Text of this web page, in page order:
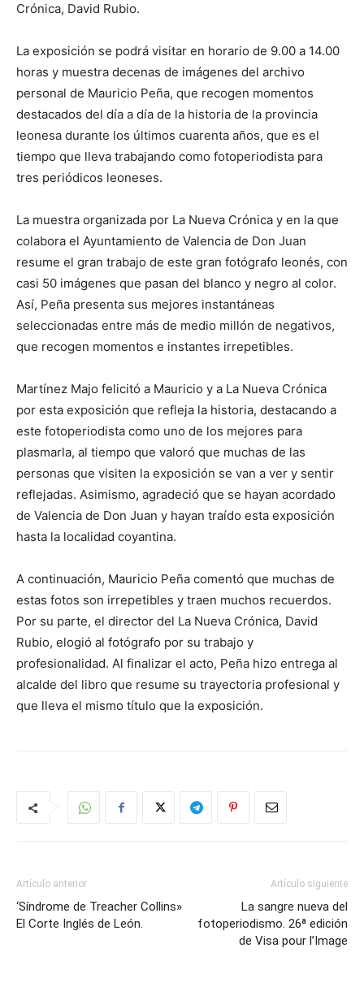
Crónica, David Rubio.
La exposición se podrá visitar en horario de 9.00 a 14.00
horas y muestra decenas de imágenes del archivo
personal de Mauricio Peña, que recogen momentos
destacados del día a día de la historia de la provincia
leonesa durante los últimos cuarenta años, que es el
tiempo que lleva trabajando como fotoperiodista para
tres periódicos leoneses.
La muestra organizada por La Nueva Crónica y en la que
colabora el Ayuntamiento de Valencia de Don Juan
resume el gran trabajo de este gran fotógrafo leonés, con
casi 50 imágenes que pasan del blanco y negro al color.
Así, Peña presenta sus mejores instantáneas
seleccionadas entre más de medio millón de negativos,
que recogen momentos e instantes irrepetibles.
Martínez Majo felicitó a Mauricio y a La Nueva Crónica
por esta exposición que refleja la historia, destacando a
este fotoperiodista como uno de los mejores para
plasmarla, al tiempo que valoró que muchas de las
personas que visiten la exposición se van a ver y sentir
reflejadas. Asimismo, agradeció que se hayan acordado
de Valencia de Don Juan y hayan traído esta exposición
hasta la localidad coyantina.
A continuación, Mauricio Peña comentó que muchas de
estas fotos son irrepetibles y traen muchos recuerdos.
Por su parte, el director del La Nueva Crónica, David
Rubio, elogió al fotógrafo por su trabajo y
profesionalidad. Al finalizar el acto, Peña hizo entrega al
alcalde del libro que resume su trayectoria profesional y
que lleva el mismo título que la exposición.
Artículo anterior
‘Síndrome de Treacher Collins»
El Corte Inglés de León.
Artículo siguiente
La sangre nueva del
fotoperiodismo. 26ª edición
de Visa pour l’Image